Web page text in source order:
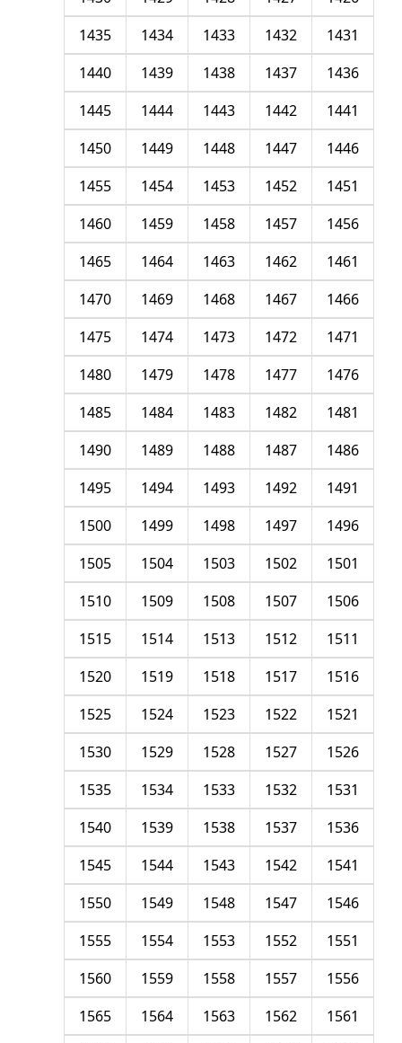
1431
1432
1433
1434
1435
1436
1437
1438
1439
1440
1441
1442
1443
1444
1445
1446
1447
1448
1449
1450
1451
1452
1453
1454
1455
1456
1457
1458
1459
1460
1461
1462
1463
1464
1465
1466
1467
1468
1469
1470
1471
1472
1473
1474
1475
1476
1477
1478
1479
1480
1481
1482
1483
1484
1485
1486
1487
1488
1489
1490
1491
1492
1493
1494
1495
1496
1497
1498
1499
1500
1501
1502
1503
1504
1505
1506
1507
1508
1509
1510
1511
1512
1513
1514
1515
1516
1517
1518
1519
1520
1521
1522
1523
1524
1525
1526
1527
1528
1529
1530
1531
1532
1533
1534
1535
1536
1537
1538
1539
1540
1541
1542
1543
1544
1545
1546
1547
1548
1549
1550
1551
1552
1553
1554
1555
1556
1557
1558
1559
1560
1561
1562
1563
1564
1565